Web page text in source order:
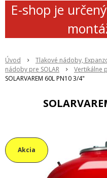
E-shop je
Úvod Tlakové nádoby,
nádoby pre SOLAR
Vertikálne
SOLARVAREM 60L PN10 3/4"
Akcia